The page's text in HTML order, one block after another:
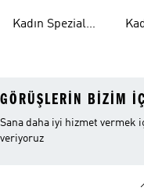
Kadın Spezial
GÖRÜŞLERIN BIZIM
Sana daha iyi hizmet vermek
veriyoruz